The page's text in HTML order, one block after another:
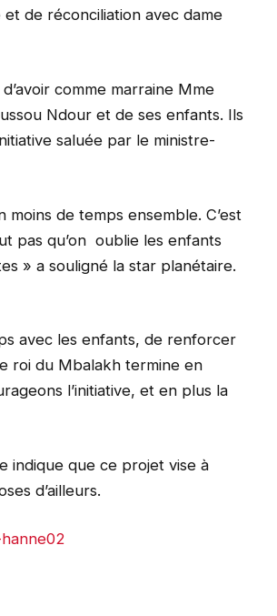
de réconciliation avec dame
comme marraine Mme
Ndour et de ses enfants. Ils
saluée par le ministre-
de temps ensemble. C’est
pas qu’on oublie les enfants
» a souligné la star planétaire.
avec les enfants, de renforcer
roi du Mbalakh termine en
l’initiative, et en plus la
indique que ce projet vise à
d’ailleurs.